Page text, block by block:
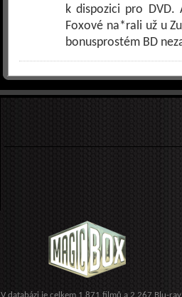
k dispozici pro DVD.
Foxové na*rali už u
bonusprostém BD